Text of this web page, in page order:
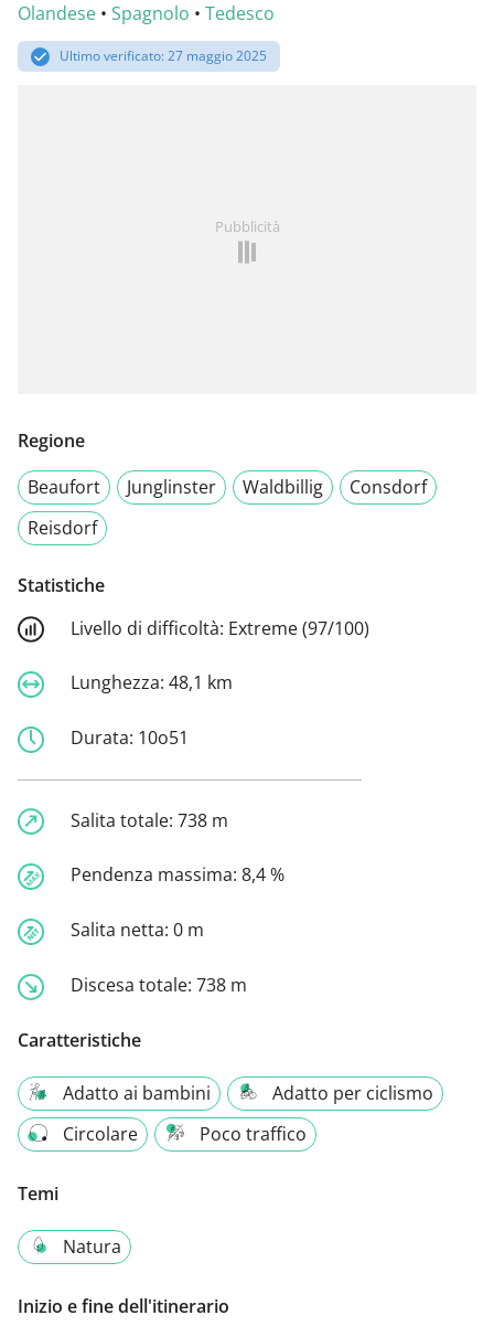
Olandese • Spagnolo • Tedesco
Ultimo verificato: 27 maggio 2025
Pubblicità
Regione
Beaufort
Junglinster Waldbillig
Consdorf
Reisdorf
Statistiche
Livello di difficoltà: Extreme (97/100)
Lunghezza: 48,1 km
Durata: 10o51
Salita totale: 738 m
Pendenza massima: 8,4 %
Salita netta: 0 m
Discesa totale: 738 m
Caratteristiche
Adatto ai bambini
Adatto per ciclismo
Circolare
Poco traffico
Temi
Natura
Inizio e fine dell'itinerario